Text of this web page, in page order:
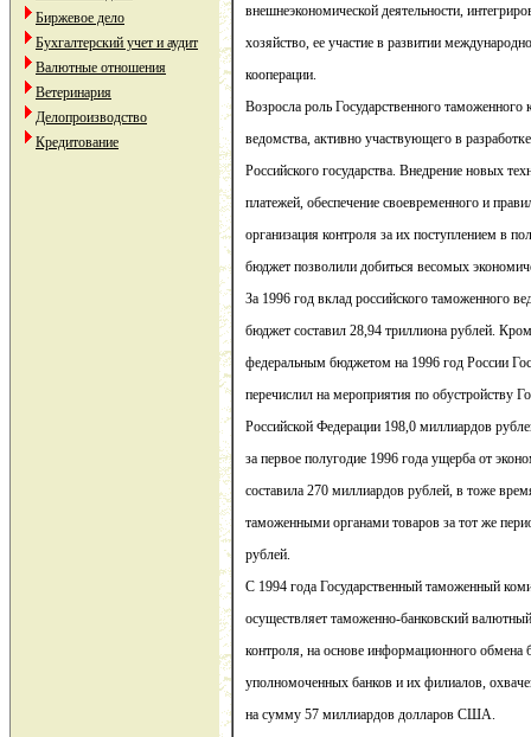
Биржевое дело
Бухгалтерский учет и аудит
Валютные отношения
Ветеринария
Делопроизводство
Кредитование
внешнеэкономической деятельности,
хозяйство, ее участие в развитии
кооперации.
Возросла роль Государственного таможенного
ведомства, активно участвующего в
Российского государства. Внедрение новых
платежей, обеспечение своевременного и
организация контроля за их поступлением в
бюджет позволили добиться весомых
За 1996 год вклад российского таможенного
бюджет составил 28,94 триллиона рублей.
федеральным бюджетом на 1996 год России
перечислил на мероприятия по обустройству
Российской Федерации 198,0 миллиардов
за первое полугодие 1996 года ущерба от
составила 270 миллиардов рублей, в тоже
таможенными органами товаров за тот же
рублей.
С 1994 года Государственный таможенный
осуществляет таможенно-банковский
контроля, на основе информационного обмена
уполномоченных банков и их филиалов,
на сумму 57 миллиардов долларов США.